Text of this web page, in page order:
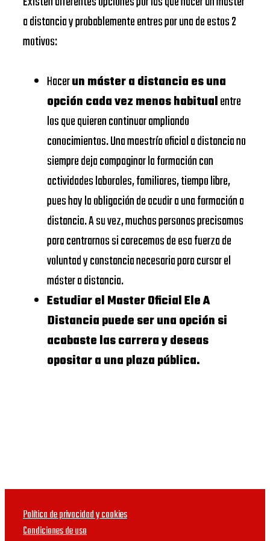
EADA
https://www.eada.edu/es/
School
URJC
Universidad
Rey Juan
Carlos
https://www.urjc.es/
VIU
Universidad
Internacional
de Valencia
https://
UDIMA https://www.udima.es/
Dónde Master
Oficial Ele A
Distancia:
Business
debas poder hacer de
SCHOOL
SCHOOL
UNIVERSIDAD
DE
NAVARRA –
SCHOOL
OF
ECONOMICS
AND
BUSINESS
UNIVERSIDAD
CALORS III
UNIVERSIDAD
SCHOOL
a distancia y probablemente entres por una de estos 2
motivos:
Hacerun máster a distancia es una
opción cada vez menos habitualentre
los que quieren continuar ampliando
conocimientos. Una maestría oficial a distancia no
siempre deja compaginar la formación con
actividades laborales, familiares, tiempo libre,
pues hay la obligación de acudir a una formación a
distancia. A su vez, muchas personas precisamos
para centrarnos si carecemos de esa fuerza de
voluntad y constancia necesaria para cursar el
máster a distancia.
Estudiar el Master Oficial Ele A
Distancia puede ser una opción si
acabaste las carrera y deseas
opositar a una plaza pública.
Política de privacidad y cookies
Condiciones de uso